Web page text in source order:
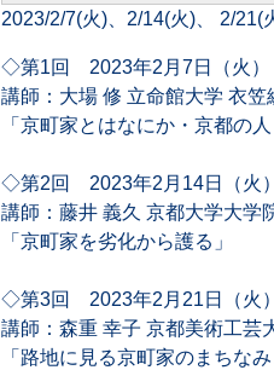
2023/2/7(火)、2/14(火)、 2/21(
◇第1回 2023年2月7日（火）
講師：大場 修 立命館大学 衣笠
「京町家とはなにか・京都の
◇第2回 2023年2月14日（火）
講師：藤井 義久 京都大学大学
「京町家を劣化から護る」
◇第3回 2023年2月21日（火）
講師：森重 幸子 京都美術工芸
「路地に見る京町家のまちな